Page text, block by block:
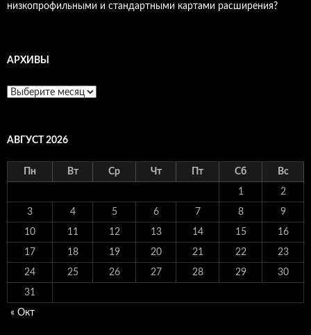
низкопрофильными и стандартными картами расширения?
АРХИВЫ
Архивы
АВГУСТ 2026
Пн Вт Ср Чт Пт Сб Вс
1 2
3 4 5 6 7 8 9
10 11 12 13 14 15 16
17 18 19 20 21 22 23
24 25 26 27 28 29 30
31
« Окт